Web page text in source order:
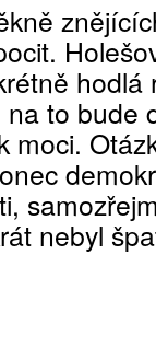
hodlá
to bude
moci.
nebyl